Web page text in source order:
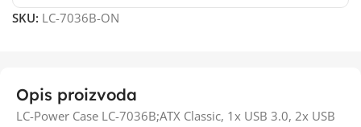
SKU: LC-7036B-ON
Opis proizvoda
LC-Power Case LC-7036B;ATX Classic, 1x USB 3.0, 2x USB